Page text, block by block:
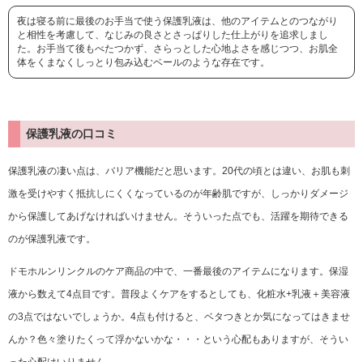
夜は寝る前に最後のお手当で使う保護乳液は、他のアイテムとのつながり
と相性を考慮して、なじみの良さとさっぱりした仕上がりを追求しまし
た。お手当て後もべたつかず、さらっとした心地よさを感じつつ、お肌全
体をくまなくしっとり包み込むベールのような存在です。
保護乳液の口コミ
保護乳液の凄い点は、バリア機能だと思います。20代の頃とは違い、お肌も刺
激を受けやすく抵抗しにくくなっているのが年齢肌ですが、しっかりダメージ
から保護してあげなければいけません。そういった点でも、活躍を期待できる
のが保護乳液です。
ドモホルンリンクルのケア商品の中で、一番最後のアイテムになります。保湿
液から数えて4点目です。普段よくケアをするとしても、化粧水+乳液＋美容液
の3点ではないでしょうか。4点も付けると、ベタつきとか気になってはきませ
んか？色々塗りたくって浮かないかな・・・という心配もありますが、そうい